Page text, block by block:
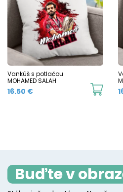
Vankúš s potlačou
MOHAMED SALAH
16.50 €
Buďte v